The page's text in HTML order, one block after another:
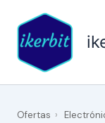
contenido
Ofertas ›